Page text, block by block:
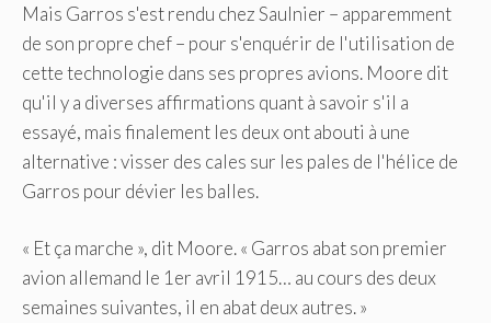
Mais Garros s'est rendu chez Saulnier – apparemment
de son propre chef – pour s'enquérir de l'utilisation de
cette technologie dans ses propres avions. Moore dit
qu'il y a diverses affirmations quant à savoir s'il a
essayé, mais finalement les deux ont abouti à une
alternative : visser des cales sur les pales de l'hélice de
Garros pour dévier les balles.
« Et ça marche », dit Moore. « Garros abat son premier
avion allemand le 1er avril 1915… au cours des deux
semaines suivantes, il en abat deux autres. »